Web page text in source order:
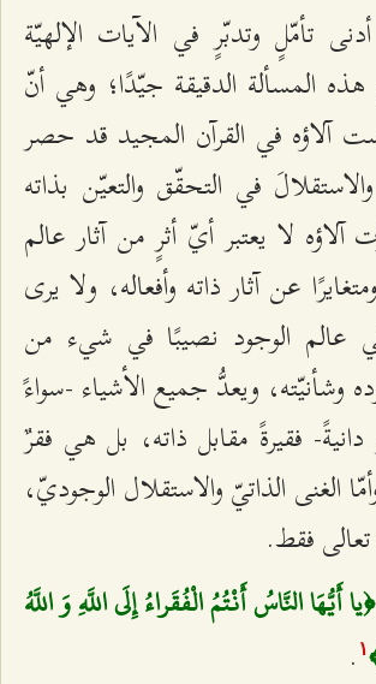
تأمّلٍ وتدبّرٍ في الآيات الإلهيّة
المسألة الدقيقة جيّدًا؛ وهي أنّ
آلاؤه في القرآن المجيد قد حصر
في التحقّق والتعيّن بذاته
آلاؤه لا يعتبر أيّ أثرٍ من آثار عالم
عن آثار ذاته وأفعاله، ولا يرى
عالم الوجود نصيبًا في شي‌ء من
وشأنيّته، ويعدُّ جميع الأشياء -سواءً
فقيرةً مقابل ذاته، بل هي فقرٌ
الغنى الذاتيّ والاستقلال الوجوديّ،
فقط.
﴿يا أَيُّهَا النَّاسُ أَنْتُمُ الْفُقَراءُ إِلَى اللَّهِ وَ اللَّهُ
۱ .